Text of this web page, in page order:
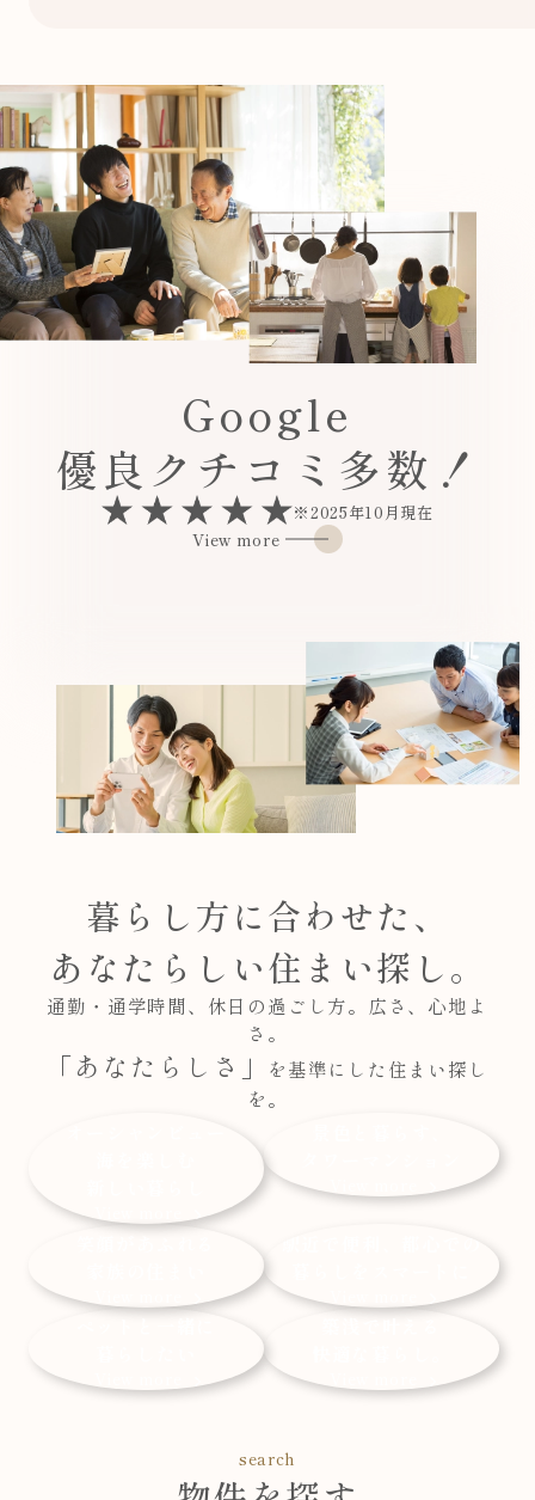
Google
優良クチコミ多数！
※2025年10月現在
View more
暮らし方に合わせた、
あなたらしい住まい探し。
通勤・通学時間、休日の過ごし方。広さ、心地よ
さ。
「あなたらしさ」
を基準にした住まい探し
を。
search